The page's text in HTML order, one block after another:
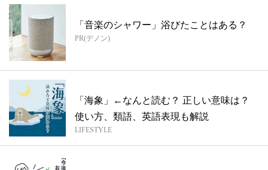
「音楽のシャワー」浴びたことはある？
PR(デノン)
「海象」←なんと読む？ 正しい意味は？
使い方、類語、英語表現も解説
LIFESTYLE